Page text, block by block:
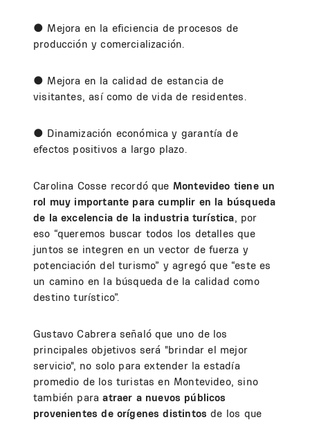
● Mejora en la eficiencia de procesos de
producción y comercialización.
● Mejora en la calidad de estancia de
visitantes, así como de vida de residentes.
● Dinamización económica y garantía de
efectos positivos a largo plazo.
Carolina Cosse recordó que Montevideo tiene un
rol muy importante para cumplir en la búsqueda
de la excelencia de la industria turística, por
eso “queremos buscar todos los detalles que
juntos se integren en un vector de fuerza y
potenciación del turismo” y agregó que “este es
un camino en la búsqueda de la calidad como
destino turístico”.
Gustavo Cabrera señaló que uno de los
principales objetivos será "brindar el mejor
servicio", no solo para extender la estadía
promedio de los turistas en Montevideo, sino
también paraatraer a nuevos públicos
provenientes de orígenes distintos de los que